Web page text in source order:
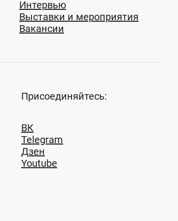
Интервью
Выставки и мероприятия
Вакансии
Присоединяйтесь:
ВК
Telegram
Дзен
Youtube